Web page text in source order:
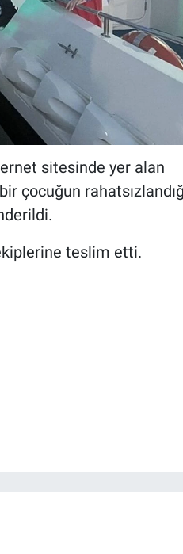
sitesinde yer alan
çocuğun
teslim etti.